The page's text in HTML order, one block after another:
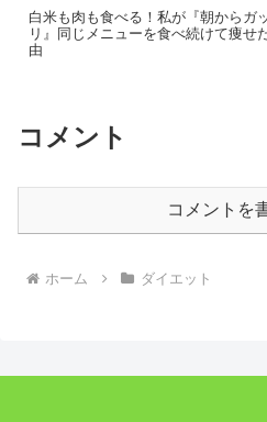
白米も肉も食べる！私が『朝からガ
リ』同じメニューを食べ続けて痩せ
由
コメント
コメントを
ホーム ダイエット